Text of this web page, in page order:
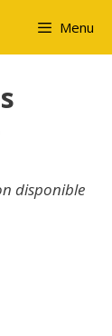
Menu
disponible